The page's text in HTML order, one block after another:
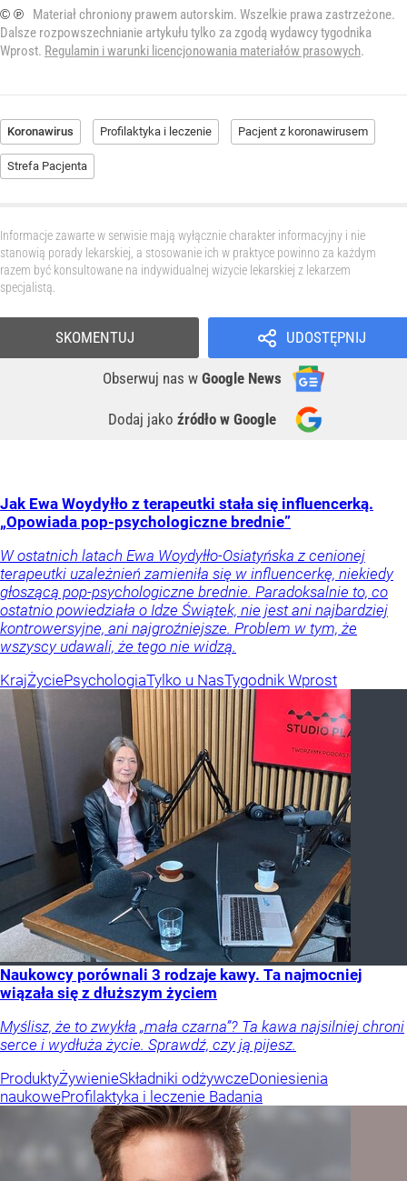
© ℗
Materiał chroniony prawem autorskim. Wszelkie prawa zastrzeżone.
Dalsze rozpowszechnianie artykułu tylko za zgodą wydawcy tygodnika
Wprost. Regulamin i warunki licencjonowania materiałów prasowych.
Koronawirus Profilaktyka i leczenie Pacjent z koronawirusem
Strefa Pacjenta
Informacje zawarte w serwisie mają wyłącznie charakter informacyjny i nie
stanowią porady lekarskiej, a stosowanie ich w praktyce powinno za każdym
razem być konsultowane na indywidualnej wizycie lekarskiej z lekarzem
specjalistą.
UDOSTĘPNIJ
Obserwuj nas w Google News
Dodaj jako źródło w Google
SKOMENTUJ
Jak Ewa Woydyłło z terapeutki stała się influencerką.
„Opowiada pop-psychologiczne brednie”
W ostatnich latach Ewa Woydyłło-Osiatyńska z cenionej
terapeutki uzależnień zamieniła się w influencerkę, niekiedy
głoszącą pop-psychologiczne brednie. Paradoksalnie to, co
ostatnio powiedziała o Idze Świątek, nie jest ani najbardziej
kontrowersyjne, ani najgroźniejsze. Problem w tym, że
wszyscy udawali, że tego nie widzą.
KrajŻyciePsychologiaTylko u NasTygodnik Wprost
Naukowcy porównali 3 rodzaje kawy. Ta najmocniej
wiązała się z dłuższym życiem
Myślisz, że to zwykła „mała czarna”? Ta kawa najsilniej chroni
serce i wydłuża życie. Sprawdź, czy ją pijesz.
ProduktyŻywienieSkładniki odżywczeDoniesienia
naukoweProfilaktyka i leczenie Badania